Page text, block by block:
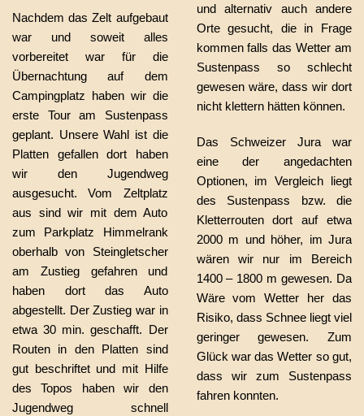
Nachdem das Zelt aufgebaut
war und soweit alles
vorbereitet war für die
Übernachtung auf dem
Campingplatz haben wir die
erste Tour am Sustenpass
geplant. Unsere Wahl ist die
Platten gefallen dort haben
wir den Jugendweg
ausgesucht. Vom Zeltplatz
aus sind wir mit dem Auto
zum Parkplatz Himmelrank
oberhalb von Steingletscher
am Zustieg gefahren und
haben dort das Auto
abgestellt. Der Zustieg war in
etwa 30 min. geschafft. Der
Routen in den Platten sind
gut beschriftet und mit Hilfe
des Topos haben wir den
Jugendweg schnell
und alternativ auch andere
Orte gesucht, die in Frage
kommen falls das Wetter am
Sustenpass so schlecht
gewesen wäre, dass wir dort
nicht klettern hätten können.
Das Schweizer Jura war
eine der angedachten
Optionen, im Vergleich liegt
des Sustenpass bzw. die
Kletterrouten dort auf etwa
2000 m und höher, im Jura
wären wir nur im Bereich
1400 – 1800 m gewesen. Da
Wäre vom Wetter her das
Risiko, dass Schnee liegt viel
geringer gewesen. Zum
Glück war das Wetter so gut,
dass wir zum Sustenpass
fahren konnten.